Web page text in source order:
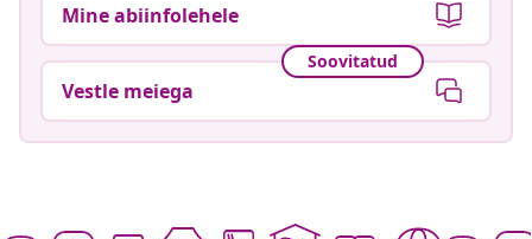
Mine abiinfolehele
Soovitatud
Vestle meiega